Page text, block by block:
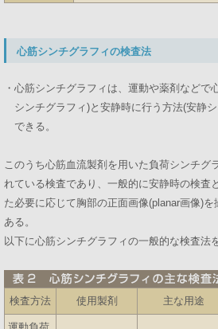
心筋シンチグラフィの検査法
・心筋シンチグラフィは、運動や薬剤などで
シンチグラフィ)と安静時に行う方法(安静
できる。
このうち心筋血流製剤を用いた負荷シンチグ
れている検査であり、一般的に安静時の検査
た必要に応じて胸部の正面画像(planar画像)
ある。
以下に心筋シンチグラフィの一般的な検査法
検査方法 使用製剤 主な用途